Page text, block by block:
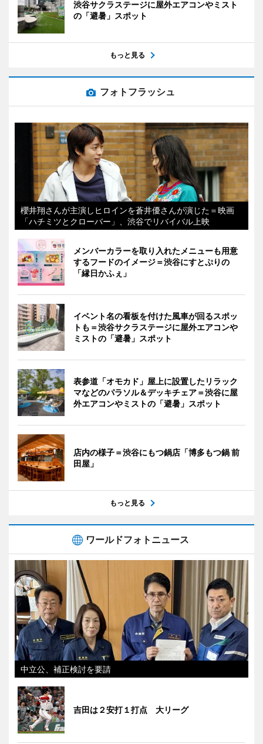
渋谷サクラステージに屋外エアコンやミスト
の「避暑」スポット
もっと見る
フォトフラッシュ
櫻井翔さんが主演しヒロインを蒼井優さんが演じた＝映画
「ハチミツとクローバー」、渋谷でリバイバル上映
メンバーカラーを取り入れたメニューも用意
するフードのイメージ＝渋谷にすとぷりの
「縁日かふぇ」
イベント名の看板を付けた風車が回るスポッ
トも＝渋谷サクラステージに屋外エアコンや
ミストの「避暑」スポット
表参道「オモカド」屋上に設置したリラック
マなどのパラソル＆デッキチェア＝渋谷に屋
外エアコンやミストの「避暑」スポット
店内の様子＝渋谷にもつ鍋店「博多もつ鍋 前
田屋」
もっと見る
ワールドフォトニュース
中立公、補正検討を要請
吉田は２安打１打点 大リーグ